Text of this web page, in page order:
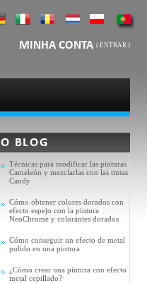
MINHA CONTA ( ENTRAR )
O BLOG
Técnicas para modificar las pinturas
Cameleón y mezclarlas con las tintas
Candy
Cómo obtener colores dorados con
efecto espejo con la pintura
NeoChrome y colorantes dorados
Cómo conseguir un efecto de metal
pulido en una pintura
¿Cómo crear una pintura con efecto
metal cepillado?